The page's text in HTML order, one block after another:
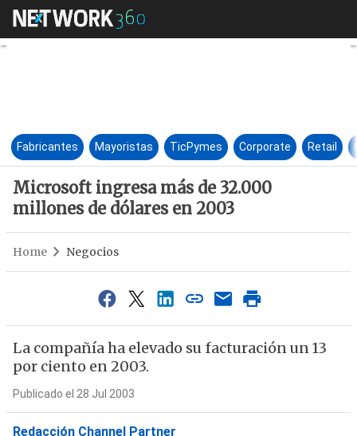
Microsoft ingresa más de
Fabricantes Mayoristas TicPymes Corporate Retail
Microsoft ingresa más de 32.000
millones de dólares en 2003
Home Negocios
La compañía ha elevado su facturación un 13
por ciento en 2003.
Publicado el 28 Jul 2003
Redacción Channel Partner